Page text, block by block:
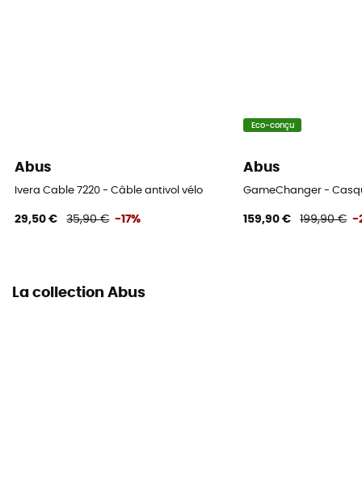
Abus
Ivera Cable 7220 - Câble antivol vélo
29,50 € 35,90 € -17%
Eco-conçu
Abus
GameChanger -
159,90 € 199,90 € -
La collection Abus